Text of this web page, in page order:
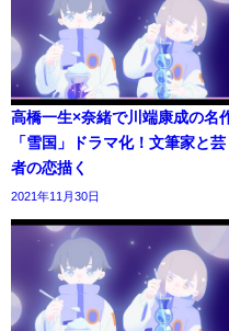
高橋一生×奈緒で川端康成の名
「雪国」ドラマ化！文筆家と芸
者の恋描く
2021年11月30日